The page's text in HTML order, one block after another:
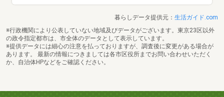
暮らしデータ提供元： 生活ガイド.com
※行政機関により公表していない地域及びデータがございます。東京23区以外
の政令指定都市は、市全体のデータとして表示しています。
※提供データには細心の注意を払っておりますが、調査後に変更がある場合が
あります。 最新の情報につきましては各市区役所までお問い合わせいただく
か、自治体HPなどをご確認ください。